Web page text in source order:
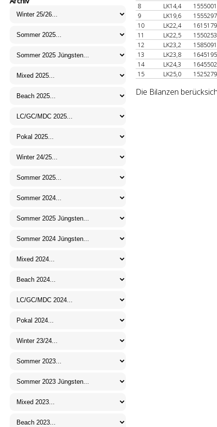
8
LK14,4
9
LK19,6
10
LK22,4
11
LK22,5
12
LK23,2
13
LK23,8
14
LK24,3
15
LK25,0
Die Bilanzen